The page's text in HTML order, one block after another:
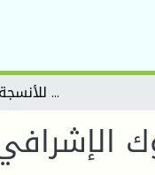
السلوك الإشرافي وعلاقته بالأداء المهني دراسة ميدانية بالمؤسسة الجزائرية للأنسجة الصناعية والتقنية" EATIT"